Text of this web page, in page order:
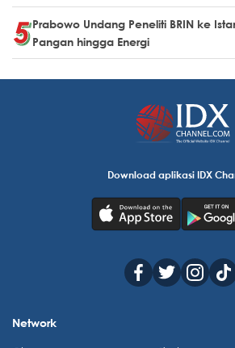
Prabowo Undang Peneliti BRIN ke
Pangan hingga Energi
Download aplikasi IDX
Network